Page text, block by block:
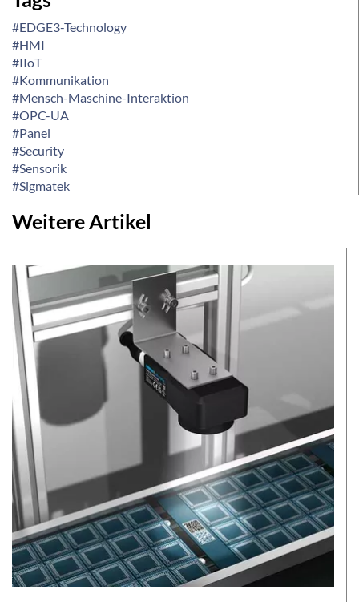
#EDGE3-Technology
#HMI
#IIoT
#Kommunikation
#Mensch-Maschine-Interaktion
#OPC-UA
#Panel
#Security
#Sensorik
#Sigmatek
Weitere Artikel